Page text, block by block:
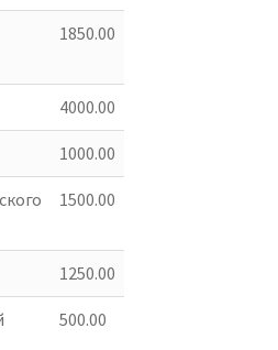
1850.00
4000.00
1000.00
1500.00
1250.00
500.00
ДУОЛАЙН Круг 3.0мм
12.00